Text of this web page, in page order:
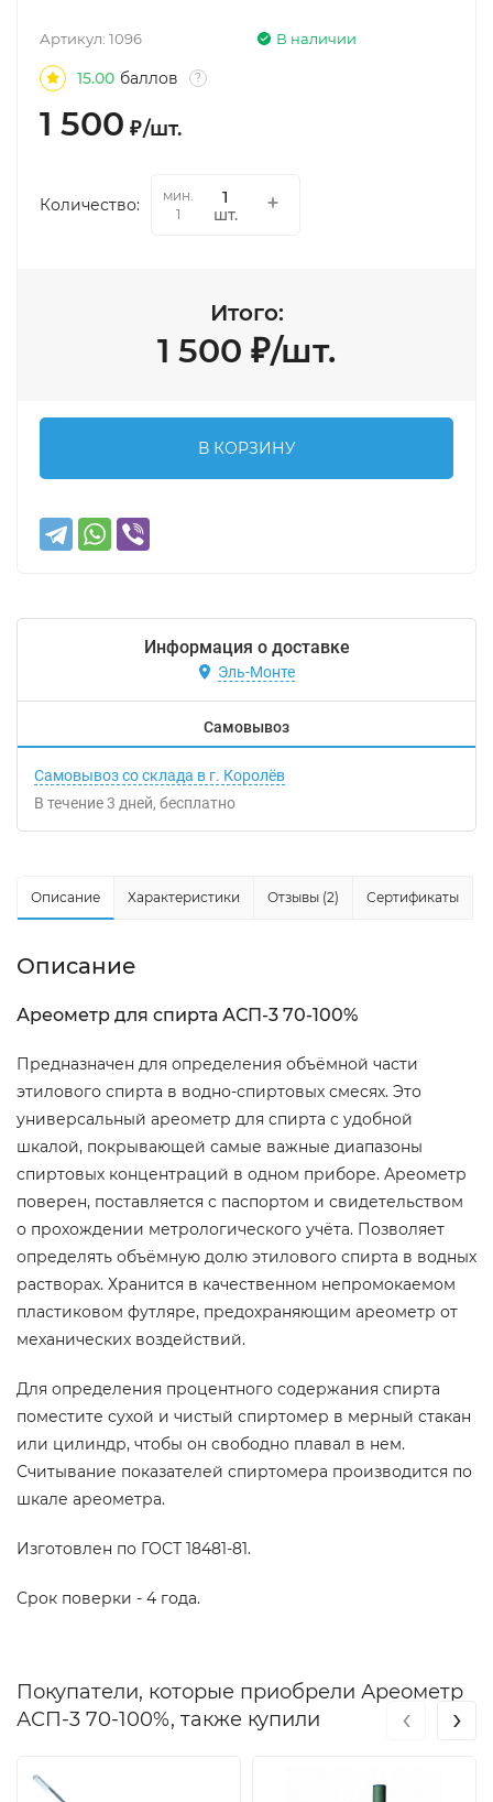
В наличии
Артикул: 1096
15.00 баллов ?
1 500 ₽/шт.
Количество:
мин.
1
шт.
Итого:
1 500 ₽/шт.
В КОРЗИНУ
Информация о доставке
Эль-Монте
Самовывоз
Самовывоз со склада в г. Королёв
В течение3 дней Бесплатно
Описание Характеристики Отзывы (2) Сертификаты
Описание
Ареометр для спирта АСП-3 70-100%
Предназначен для определения объёмной части
этилового спирта в водно-спиртовых смесях. Это
универсальный ареометр для спирта с удобной
шкалой, покрывающей самые важные диапазоны
спиртовых концентраций в одном приборе. Ареометр
поверен, поставляется с паспортом и свидетельством
о прохождении метрологического учёта. Позволяет
определять объёмную долю этилового спирта в водных
растворах. Хранится в качественном непромокаемом
пластиковом футляре, предохраняющим ареометр от
механических воздействий.
Для определения процентного содержания спирта
поместите сухой и чистый спиртомер в мерный стакан
или цилиндр, чтобы он свободно плавал в нем.
Считывание показателей спиртомера производится по
шкале ареометра.
Изготовлен по ГОСТ 18481-81.
Срок поверки - 4 года.
Покупатели, которые приобрели Ареометр
АСП-3 70-100%, также купили
‹ ›